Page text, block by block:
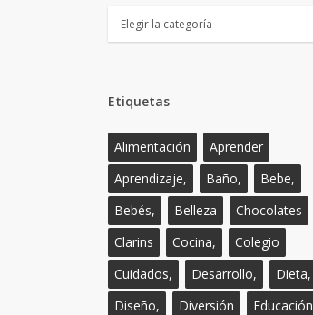
Temas
Etiquetas
Alimentación
Aprender
Aprendizaje,
Baño,
Bebe,
Bebés,
Belleza
Chocolates
Clarins
Cocina,
Colegio
Cuidados,
Desarrollo,
Dieta,
Diseño,
Diversión
Educación